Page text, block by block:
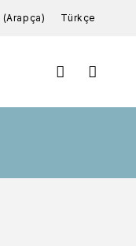
(Arapça) Türkçe